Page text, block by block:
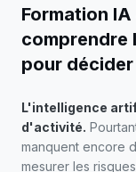
Formation
comprendre
pour décider
L'intelligence
d'activité.
manquent encore
mesurer les